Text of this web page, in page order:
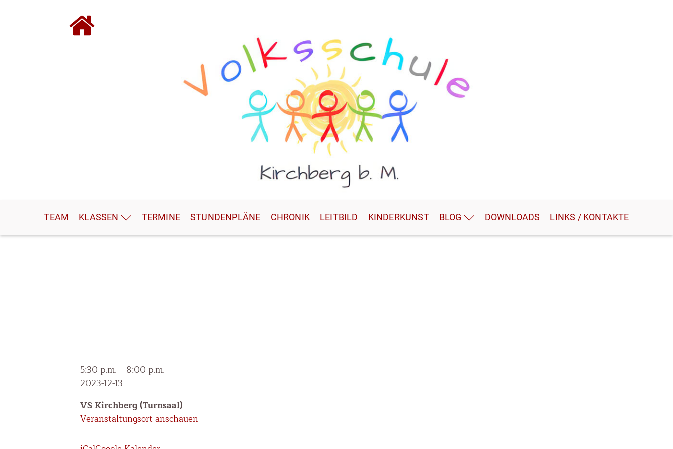
TEAM KLASSEN TERMINE STUNDENPLÄNE CHRONIK LEITBILD KINDERKUNST BLOG DOWNLOADS LINKS / KONTAKTE
Weihnachtsfeier
5:30 p.m. – 8:00 p.m.
2023-12-13
VS Kirchberg (Turnsaal)
Veranstaltungsort anschauen